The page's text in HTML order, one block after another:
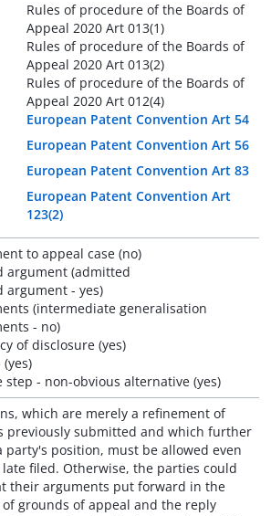
Rules of procedure of the Boards of
Appeal 2020 Art 013(1)
Rules of procedure of the Boards of
Appeal 2020 Art 013(2)
Rules of procedure of the Boards of
Appeal 2020 Art 012(4)
European Patent Convention Art 54
European Patent Convention Art 56
European Patent Convention Art 83
European Patent Convention Art
123(2)
to appeal case (no)
argument (admitted
argument - yes)
(intermediate generalisation
- no)
of disclosure (yes)
step - non-obvious alternative (yes)
which are merely a refinement of
previously submitted and which further
party's position, must be allowed even
filed. Otherwise, the parties could
their arguments put forward in the
grounds of appeal and the reply